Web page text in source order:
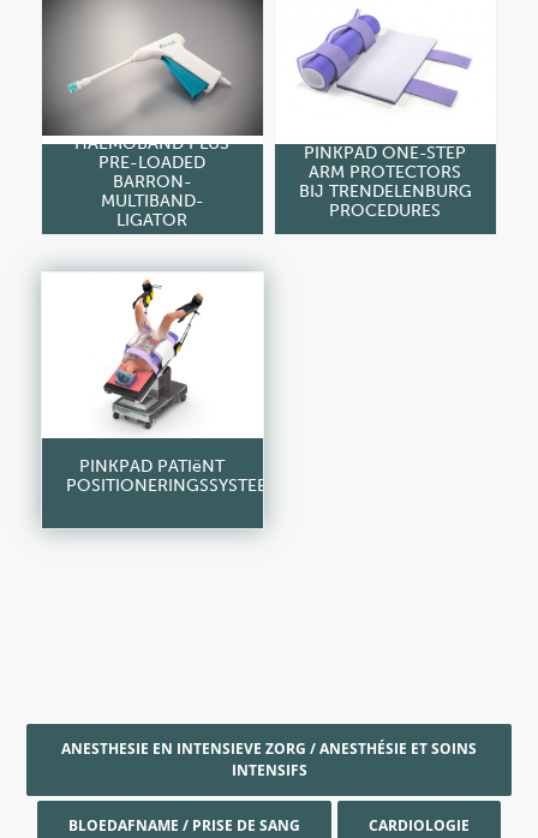
HAEMOBAND PLUS
PRE-LOADED
BARRON-
MULTIBAND-
LIGATOR
PINKPAD ONE-STEP
ARM PROTECTORS
BIJ TRENDELENBURG
PROCEDURES
PINKPAD PATIëNT
POSITIONERINGSSYSTEEM
ANESTHESIE EN INTENSIEVE ZORG / ANESTHÉSIE ET SOINS
INTENSIFS
BLOEDAFNAME / PRISE DE SANG CARDIOLOGIE